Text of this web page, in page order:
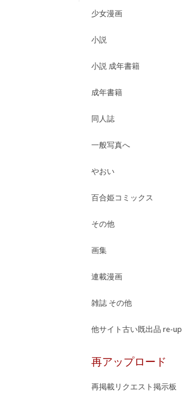
少女漫画
小説
小説 成年書籍
成年書籍
同人誌
一般写真へ
やおい
百合姫コミックス
その他
画集
連載漫画
雑誌 その他
他サイト古い既出品 re-up
再アップロード
再掲載リクエスト掲示板